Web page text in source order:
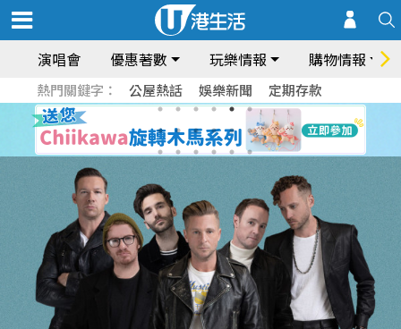
演唱會 優惠著數 玩樂情報 購物情報
熱門關鍵字： 公屋熱話 娛樂新聞 定期存款